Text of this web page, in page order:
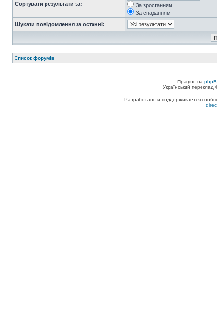
Сортувати результати за:
За зростанням
За спаданням
Шукати повідомлення за останні:
Список форумів
Працює на
Український
Разработано и поддерживается